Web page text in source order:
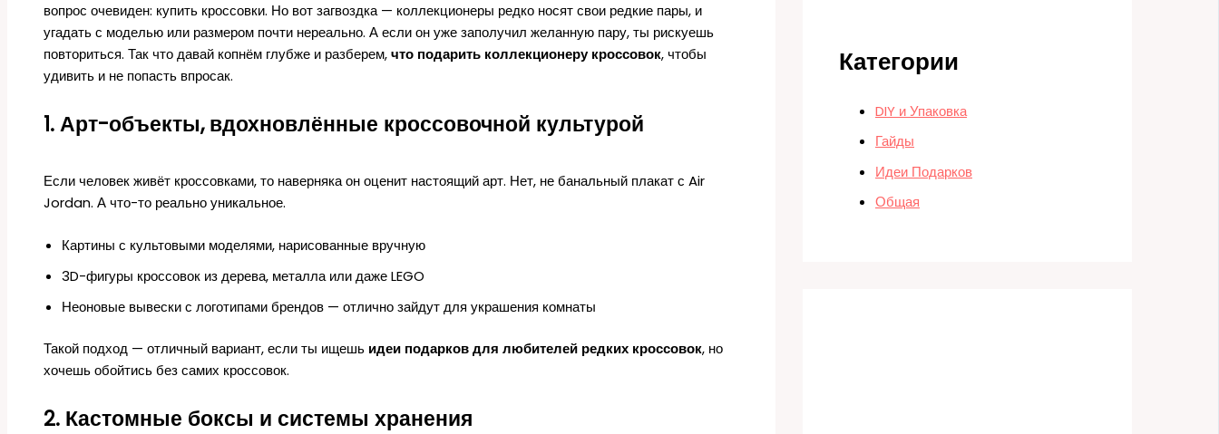
вопрос очевиден: купить кроссовки. Но вот загвоздка — коллекционеры редко носят свои редкие пары, и
угадать с моделью или размером почти нереально. А если он уже заполучил желанную пару, ты рискуешь
повториться. Так что давай копнём глубже и разберем,что подарить коллекционеру кроссовок, чтобы
удивить и не попасть впросак.
1. Арт-объекты, вдохновлённые кроссовочной культурой
Если человек живёт кроссовками, то наверняка он оценит настоящий арт. Нет, не банальный плакат с Air
Jordan. А что-то реально уникальное.
Картины с культовыми моделями, нарисованные вручную
3D-фигуры кроссовок из дерева, металла или даже LEGO
Неоновые вывески с логотипами брендов — отлично зайдут для украшения комнаты
Такой подход — отличный вариант, если ты ищешь идеи подарков для любителей редких кроссовок, но
хочешь обойтись без самих кроссовок.
2. Кастомные боксы и системы хранения
Категории
DIY и Упаковка
Гайды
Идеи Подарков
Общая